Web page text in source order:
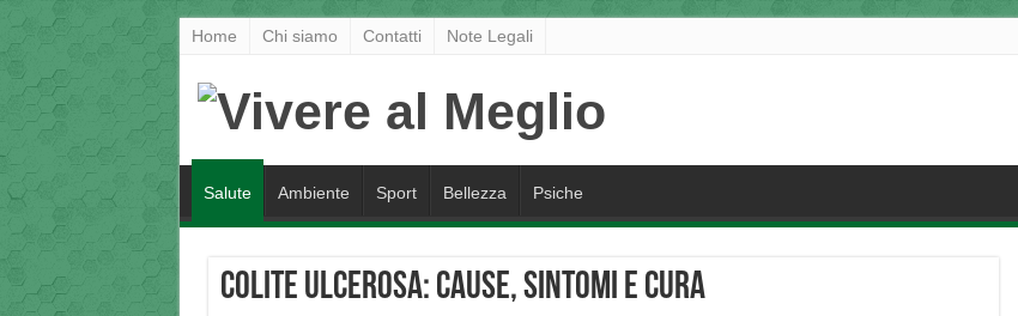
Home Chi siamo Contatti Note Legali
Salute Ambiente Sport Bellezza Psiche
Colite ulcerosa: cause, sintomi e cura